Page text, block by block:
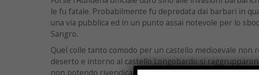
le fu fatale. Probabilmente fu depredata dai barbari in
una via pubblica ed in un punto assai notevole per lo
Sangro.
Quel colle tanto comodo per un castello medioevale non
deserto e intorno al castello Longobardo si
non potendo rivendicare il nome di Aufidena, ci